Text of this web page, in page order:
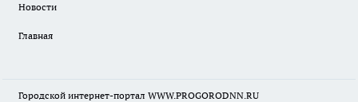
Новости
Главная
Городской интернет-портал WWW.PROGORODNN.RU